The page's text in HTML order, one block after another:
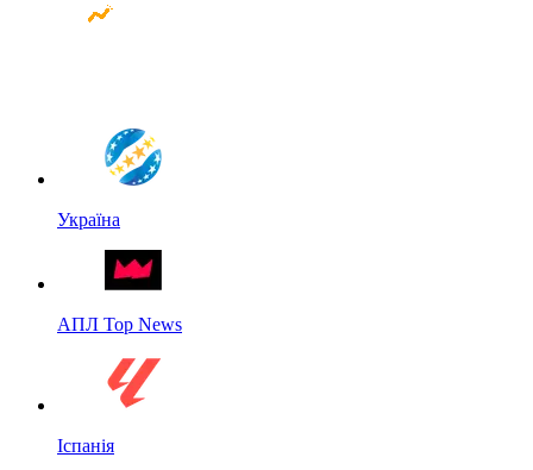
Україна
АПЛ Top News
Іспанія